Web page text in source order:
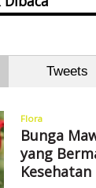
Tweets
Flora
Bunga
yang
Kesehatan